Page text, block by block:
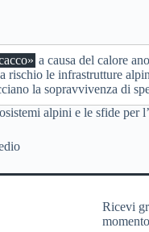
a causa del calore
rischio le infrastrutture
la sopravvivenza di
alpini e le sfide per
Ricevi